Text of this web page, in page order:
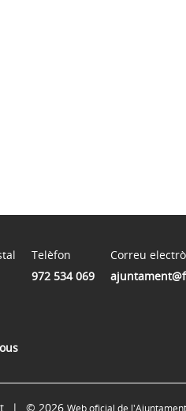
Telèfon
972 534 069
Correu
© 2026